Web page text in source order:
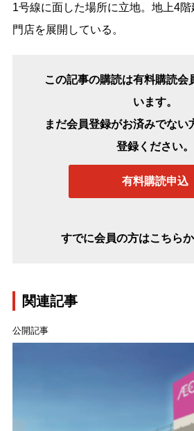
1号線に面した場所に立地。地上4
門店を展開している。
この記事の購読は有料購読会
います。
まだ会員登録がお済みでない
登録ください。
有料購読申込
すでに会員の方はこちら
関連記事
公開記事